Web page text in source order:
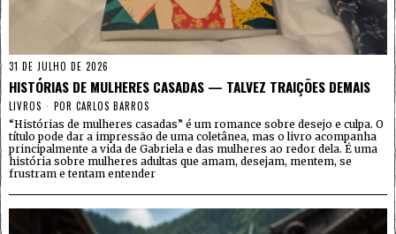
31 DE JULHO DE 2026
HISTÓRIAS DE MULHERES CASADAS — TALVEZ TRAIÇÕES DEMAIS
LIVROS POR CARLOS BARROS
“Histórias de mulheres casadas” é um romance sobre desejo e culpa. O
título pode dar a impressão de uma coletânea, mas o livro acompanha
principalmente a vida de Gabriela e das mulheres ao redor dela. É uma
história sobre mulheres adultas que amam, desejam, mentem, se
frustram e tentam entender